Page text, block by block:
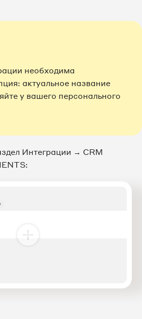
необходима
актуальное название
у вашего персонального
Интеграции → CRM